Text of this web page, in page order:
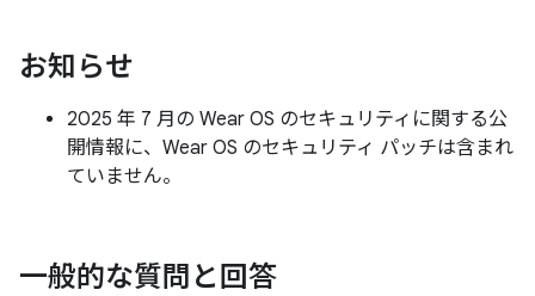
お知らせ
2025 年 7 月の Wear OS のセキュリティに関する公
開情報に、Wear OS のセキュリティ パッチは含まれ
ていません。
一般的な質問と回答